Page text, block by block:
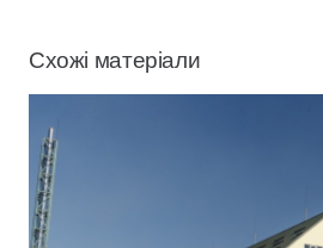
Схожі матеріали